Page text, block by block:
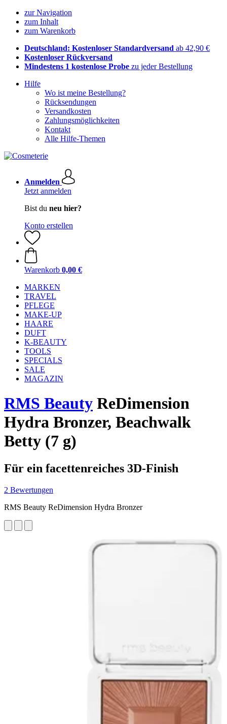
zur Navigation
zum Inhalt
zum Warenkorb
Deutschland: Kostenloser Standardversand ab 42,90 €
Kostenloser Rückversand
Mindestens 1 kostenlose Probe zu jeder Bestellung
Hilfe
Wo ist meine Bestellung?
Rücksendungen
Versandkosten
Zahlungsmöglichkeiten
Kontakt
Alle Hilfe-Themen
Anmelden
Jetzt anmelden
Bist du neu hier?
Konto erstellen
Warenkorb 0,00 €
MARKEN
TRAVEL
PFLEGE
MAKE-UP
HAARE
DUFT
K-BEAUTY
TOOLS
SPECIALS
SALE
MAGAZIN
RMS Beauty ReDimension
Hydra Bronzer, Beachwalk
Betty (7 g)
Für ein facettenreiches 3D-Finish
2 Bewertungen
RMS Beauty ReDimension Hydra Bronzer